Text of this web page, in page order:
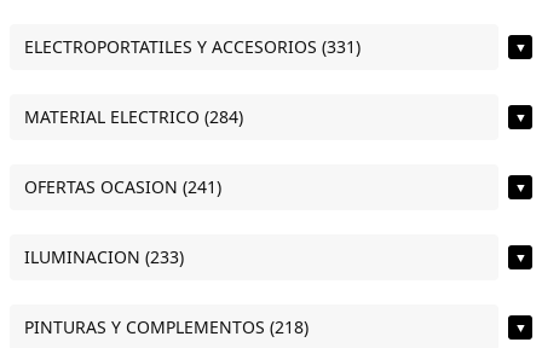
ELECTROPORTATILES Y ACCESORIOS (331) ▼
MATERIAL ELECTRICO (284) ▼
OFERTAS OCASION (241) ▼
ILUMINACION (233) ▼
PINTURAS Y COMPLEMENTOS (218) ▼